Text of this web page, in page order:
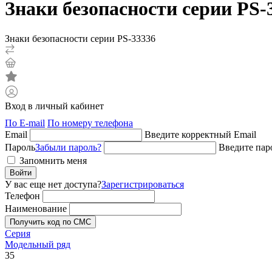
Знаки безопасности серии PS-
Знаки безопасности серии PS-33336
Вход в личный кабинет
По E-mail По номеру телефона
Email
Введите корректный Email
ПарольЗабыли пароль?
Введите
Запомнить меня
Войти
У вас еще нет доступа?Зарегистрироваться
Телефон
Наименование
Получить код по СМС
Серия
Модельный ряд
35